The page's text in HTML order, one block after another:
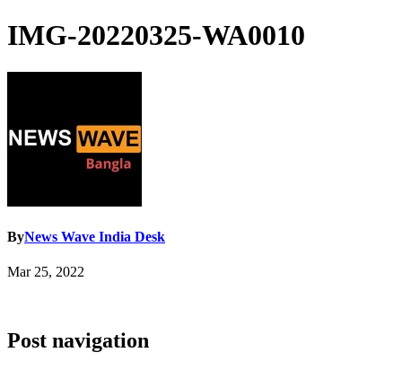
IMG-20220325-WA0010
ByNews Wave India Desk
Mar 25, 2022
Post navigation